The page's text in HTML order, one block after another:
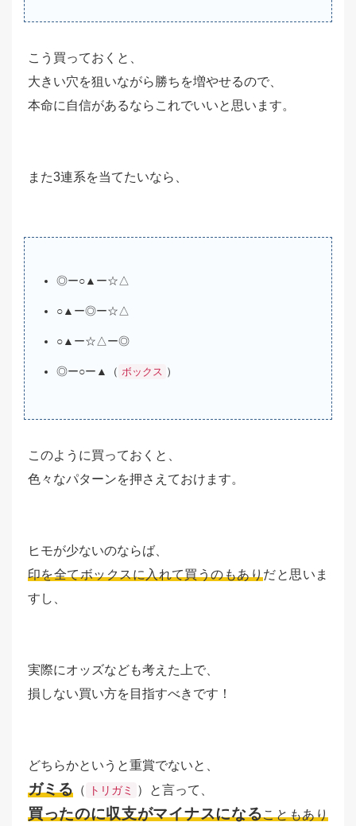
こう買っておくと、
大きい穴を狙いながら勝ちを増やせるので、
本命に自信があるならこれでいいと思います。
また3連系を当てたいなら、
◎ー○▲ー☆△
○▲ー◎ー☆△
○▲ー☆△ー◎
◎ー○ー▲（ ボックス ）
このように買っておくと、
色々なパターンを押さえておけます。
ヒモが少ないのならば、
印を全てボックスに入れて買うのもありだと思いま
すし、
実際にオッズなども考えた上で、
損しない買い方を目指すべきです！
どちらかというと重賞でないと、
ガミる （ トリガミ ）と言って、
買ったのに収支がマイナスになることもあり